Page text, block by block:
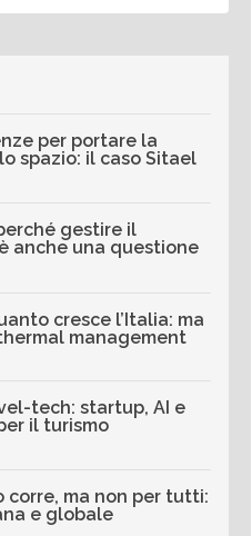
per portare la
spazio: il caso Sitael
gestire il
anche una questione
cresce l’Italia: ma
management
tech: startup, AI e
il turismo
corre, ma non per tutti:
e globale